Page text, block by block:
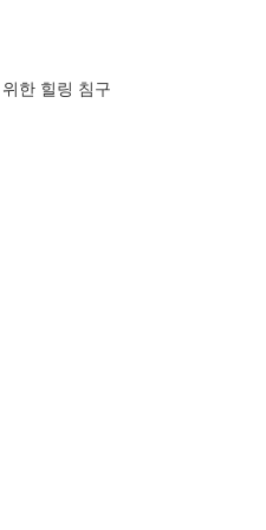
한 힐링 침구